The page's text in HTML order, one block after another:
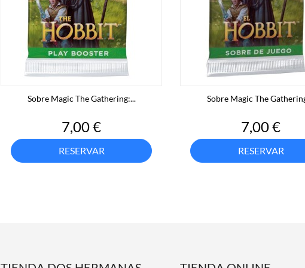
Sobre Magic The Gathering:...
Precio
7,00 €
RESERVAR
Sobre Magic The
Precio
7,00 €
RESERVAR